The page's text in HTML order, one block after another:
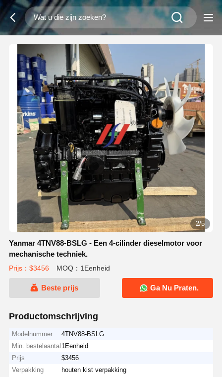
3/5
Yanmar 4TNV88-BSLG - Een 4-cilinder dieselmotor voor
mechanische techniek.
Prijs：$3456 MOQ：1Eenheid
Beste prijs Ga Nu Praten.
Productomschrijving
Modelnummer
4TNV88-BSLG
Min. bestelaantal 1Eenheid
Prijs
$3456
Verpakking
houten kist verpakking